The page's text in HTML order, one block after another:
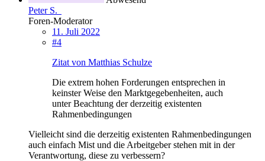
Peter S.
Foren-Moderator
11. Juli 2022
#4
Zitat von Matthias Schulze
Die extrem hohen Forderungen entsprechen in
keinster Weise den Marktgegebenheiten, auch
unter Beachtung der derzeitig existenten
Rahmenbedingungen
Vielleicht sind die derzeitig existenten Rahmenbedingungen
auch einfach Mist und die Arbeitgeber stehen mit in der
Verantwortung, diese zu verbessern?